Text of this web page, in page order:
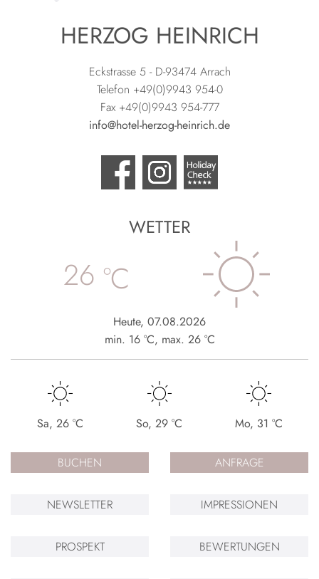
HERZOG HEINRICH
Eckstrasse 5 - D-93474 Arrach
Telefon +49(0)9943 954-0
Fax +49(0)9943 954-777
info@hotel-herzog-heinrich.de
WETTER
26 °C
Heute, 07.08.2026
min. 16 °C, max. 26 °C
Sa,26 °C So,29 °C Mo, 31 °C
BUCHEN ANFRAGE
NEWSLETTER IMPRESSIONEN
PROSPEKT BEWERTUNGEN